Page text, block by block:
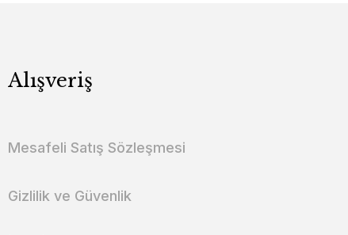
Alışveriş
Mesafeli Satış Sözleşmesi
Gizlilik ve Güvenlik